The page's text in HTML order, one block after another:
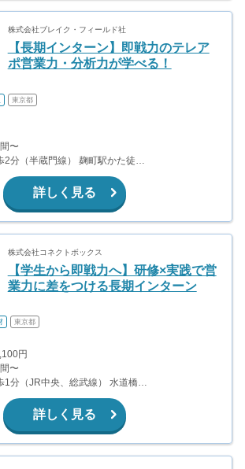
株式会社ブレイク・フィールド社
【長期インターン】即戦力のテレア
ポ営業力・分析力が学べる！
東京都
〜
詳しく見る
株式会社コネクトボックス
【学生から即戦力へ】研修×実践で営
業力に差をつける長期インターン
東京都
円
〜
水道橋駅から徒歩1分（JR中央、総武線） 水道橋駅から徒歩6分（都営三田線）
詳しく見る